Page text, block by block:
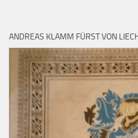
ANDREAS KLAMM FÜRST VON